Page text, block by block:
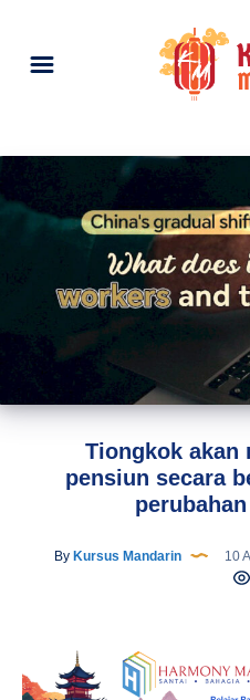
Tiongkok akan
pensiun secara
ByKursus Mandarin 10